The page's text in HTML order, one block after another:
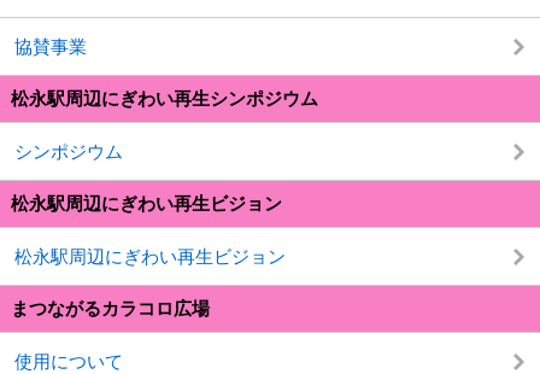
協賛事業
松永駅周辺にぎわい再生シンポジウム
シンポジウム
松永駅周辺にぎわい再生ビジョン
松永駅周辺にぎわい再生ビジョン
まつながるカラコロ広場
使用について